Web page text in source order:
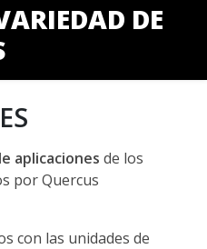
DE
aplicaciones de los
por Quercus
con las unidades de